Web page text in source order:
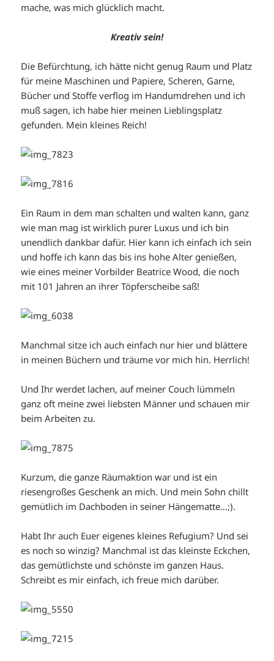
mache, was mich glücklich macht.
Kreativ sein!
Die Befürchtung, ich hätte nicht genug Raum und Platz
für meine Maschinen und Papiere, Scheren, Garne,
Bücher und Stoffe verflog im Handumdrehen und ich
muß sagen, ich habe hier meinen Lieblingsplatz
gefunden. Mein kleines Reich!
Ein Raum in dem man schalten und walten kann, ganz
wie man mag ist wirklich purer Luxus und ich bin
unendlich dankbar dafür. Hier kann ich einfach ich sein
und hoffe ich kann das bis ins hohe Alter genießen,
wie eines meiner Vorbilder Beatrice Wood, die noch
mit 101 Jahren an ihrer Töpferscheibe saß!
Manchmal sitze ich auch einfach nur hier und blättere
in meinen Büchern und träume vor mich hin. Herrlich!
Und Ihr werdet lachen, auf meiner Couch lümmeln
ganz oft meine zwei liebsten Männer und schauen mir
beim Arbeiten zu.
Kurzum, die ganze Räumaktion war und ist ein
riesengroßes Geschenk an mich. Und mein Sohn chillt
gemütlich im Dachboden in seiner Hängematte…;).
Habt Ihr auch Euer eigenes kleines Refugium? Und sei
es noch so winzig? Manchmal ist das kleinste Eckchen,
das gemütlichste und schönste im ganzen Haus.
Schreibt es mir einfach, ich freue mich darüber.